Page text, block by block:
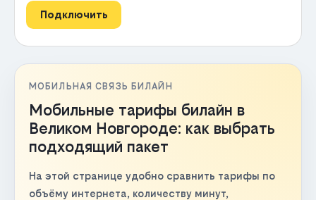
Подключить
МОБИЛЬНАЯ СВЯЗЬ БИЛАЙН
Мобильные тарифы билайн в
Великом Новгороде: как выбрать
подходящий пакет
На этой странице удобно сравнить тарифы по
объёму интернета, количеству минут,